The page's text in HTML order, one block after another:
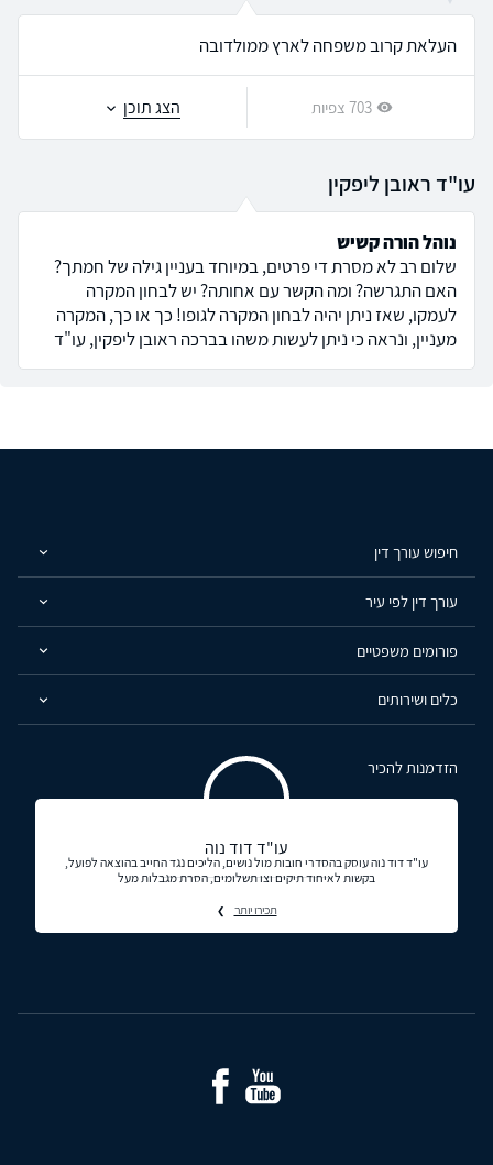
העלאת קרוב משפחה לארץ ממולדובה
703 צפיות הצג תוכן
עו"ד ראובן ליפקין
נוהל הורה קשיש
שלום רב לא מסרת די פרטים, במיוחד בעניין גילה של חמתך?
האם התגרשה? ומה הקשר עם אחותה? יש לבחון המקרה
לעמקו, שאז ניתן יהיה לבחון המקרה לגופו! כך או כך, המקרה
מעניין, ונראה כי ניתן לעשות משהו בברכה ראובן ליפקין, עו"ד
חיפוש עורך דין
עורך דין לפי עיר
פורומים משפטיים
כלים ושירותים
הזדמנות להכיר
עו"ד דוד נוה
עו"ד דוד נוה עוסק בהסדרי חובות מול נושים, הליכים נגד החייב בהוצאה לפועל,
בקשות לאיחוד תיקים וצו תשלומים, הסרת מגבלות מעל
תכירו יותר